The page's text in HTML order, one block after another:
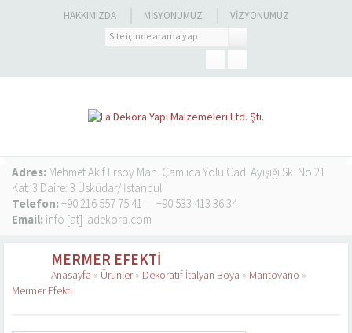
HAKKIMIZDA MISYONUMUZ VIZYONUMUZ
Adres: Mehmet Akif Ersoy Mah. Çamlıca Yolu Cad. Ayışığı Sk. No:21
Kat: 3 Daire: 3 Üsküdar/ İstanbul
Telefon: +90 216 557 75 41
+90 533 413 36 34
Email: info [at] ladekora.com
MERMER EFEKTI
Anasayfa » Ürünler» Dekoratif İtalyan Boya » Mantovano »
Mermer Efekti